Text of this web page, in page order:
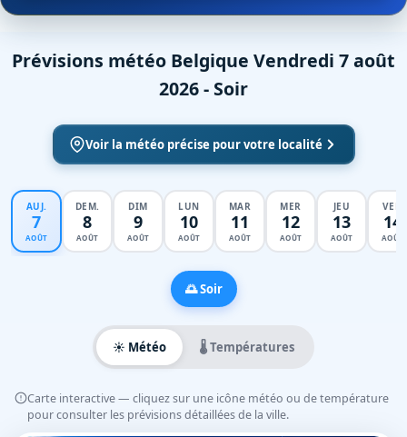
Prévisions météo Belgique Vendredi 7 août
2026 - Soir
Voir la météo précise pour votre localité
AUJ.
7
AOÛT
DEM.
8
AOÛT
DIM
9
AOÛT
LUN
10
AOÛT
MAR
11
AOÛT
MER
12
AOÛT
JEU
13
AOÛT
VEN
14
AOÛT
🌅 Soir
☀️ Météo 🌡️ Températures
Carte interactive — cliquez sur une icône météo ou de température
pour consulter les prévisions détaillées de la ville.